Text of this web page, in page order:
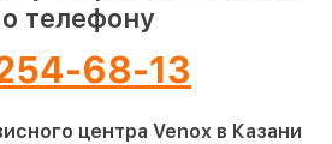
телефону
68-13
центра Venox в Казани